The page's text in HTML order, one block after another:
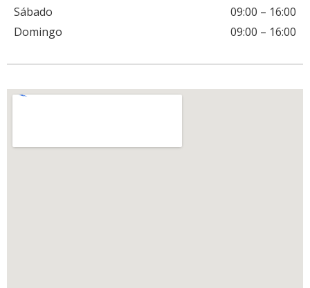
Sábado
09:00 – 16:00
Domingo
09:00 – 16:00